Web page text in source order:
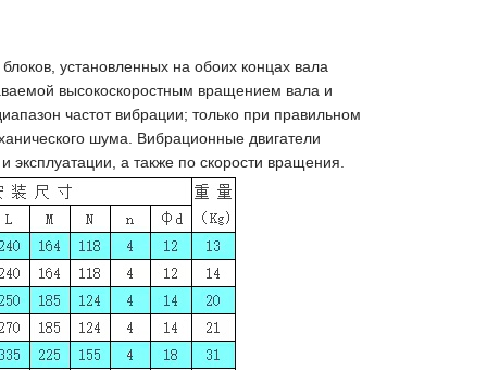
установленных на обоих концах вала
высокоскоростным вращением вала и
частот вибрации; только при правильном
шума. Вибрационные двигатели
а также по скорости вращения.